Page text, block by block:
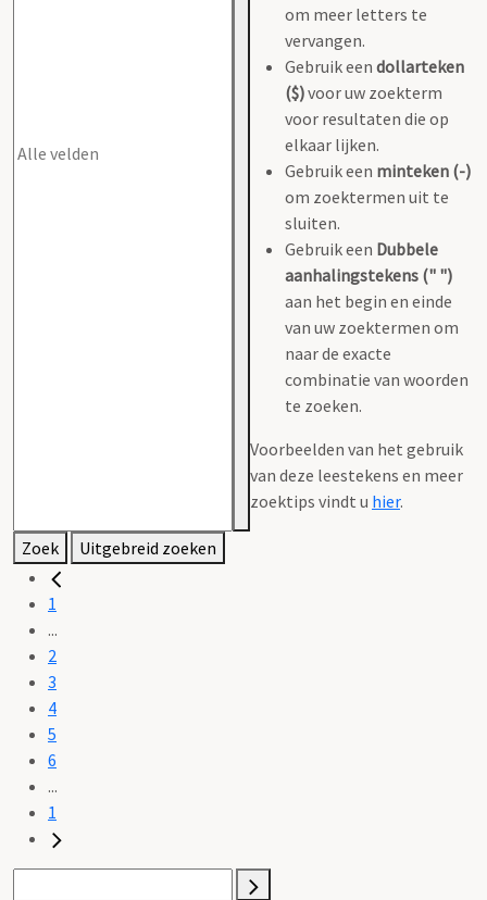
om meer letters te
vervangen.
Gebruik een dollarteken
($)voor uw zoekterm
voor resultaten die op
elkaar lijken.
Gebruik een minteken (-)
om zoektermen uit te
sluiten.
Gebruik een Dubbele
aanhalingstekens (" ")
aan het begin en einde
van uw zoektermen om
naar de exacte
combinatie van woorden
te zoeken.
Voorbeelden van het gebruik
van deze leestekens en meer
zoektips vindt u hier.
Zoek Uitgebreid zoeken
1
...
2
3
4
5
6
...
1